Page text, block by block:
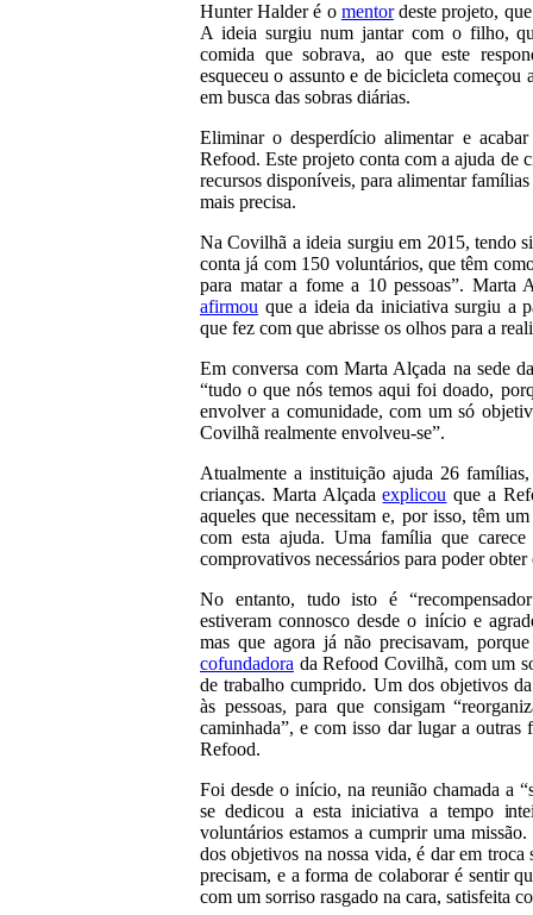
Hunter Halder é o mentordeste projeto,
A ideia surgiu num jantar com o filho,
comida que sobrava, ao que este
esqueceu o assunto e de bicicleta
em busca das sobras diárias.
Eliminar o desperdício alimentar e
Refood. Este projeto conta com a ajuda de
recursos disponíveis, para alimentar
mais precisa.
Na Covilhã a ideia surgiu em 2015, tendo
conta já com 150 voluntários, que têm
para matar a fome a 10 pessoas”. Marta
afirmou que a ideia da iniciativa surgiu a
que fez com que abrisse os olhos para a
Em conversa com Marta Alçada na sede
“tudo o que nós temos aqui foi doado,
envolver a comunidade, com um só
Covilhã realmente envolveu-se”.
Atualmente a instituição ajuda 26
crianças. Marta Alçadaexplicou que a
aqueles que necessitam e, por isso, têm
com esta ajuda. Uma família que
comprovativos necessários para poder obter
No entanto, tudo isto é
estiveram connosco desde o início e
mas que agora já não precisavam,
cofundadora da Refood Covilhã, com um
de trabalho cumprido. Um dos objetivos
às pessoas, para que consigam
caminhada”, e com isso dar lugar a outras
Refood.
Foi desde o início, na reunião chamada a
se dedicou a esta iniciativa a tempo
voluntários estamos a cumprir uma
dos objetivos na nossa vida, é dar em troca
precisam, e a forma de colaborar é sentir
com um sorriso rasgado na cara, satisfeita